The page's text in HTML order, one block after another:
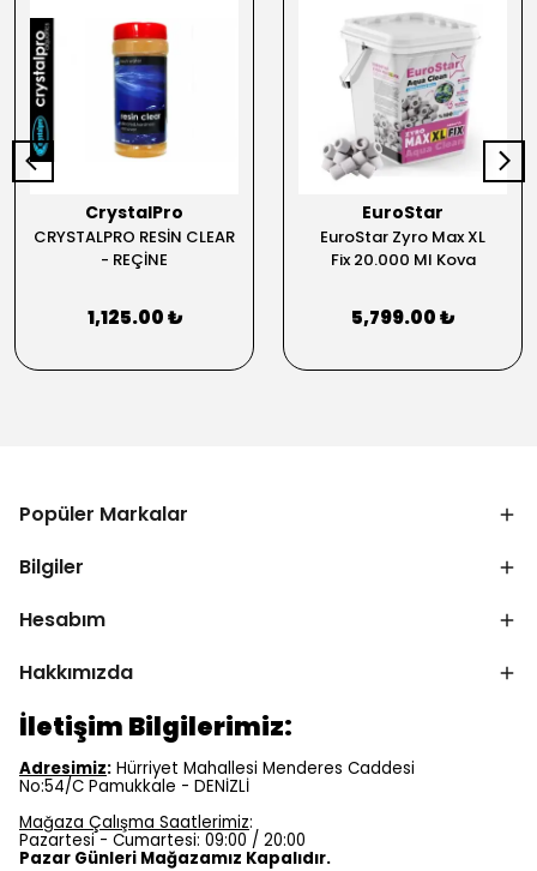
CrystalPro
CRYSTALPRO RESİN CLEAR
- REÇİNE
1,125.00 ₺
EuroStar
EuroStar Zyro Max XL
Fix 20.000 Ml Kova
5,799.00 ₺
Popüler Markalar
Bilgiler
Hesabım
Hakkımızda
İletişim Bilgilerimiz:
Adresimiz: Hürriyet Mahallesi Menderes Caddesi
No:54/C Pamukkale - DENİZLİ
Mağaza Çalışma Saatlerimiz:
Pazartesi - Cumartesi: 09:00 / 20:00
Pazar Günleri Mağazamız Kapalıdır.